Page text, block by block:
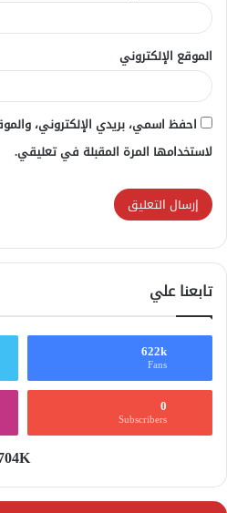
الموقع الإلكتروني
احفظ اسمي، بريدي الإلكتروني،
لاستخدامها المرة المقبلة في تعليقي.
تابعنا علي
622k
Fans
0
Subscribers